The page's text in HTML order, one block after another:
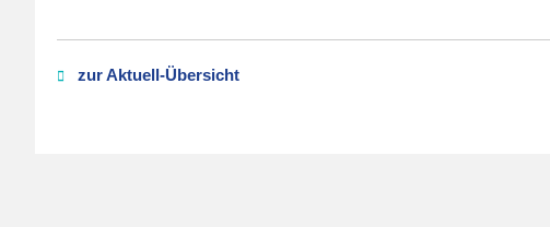
zur Aktuell-Übersicht